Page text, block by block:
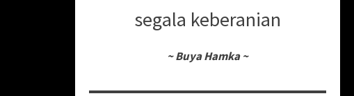
segala keberanian
~Buya Hamka ~